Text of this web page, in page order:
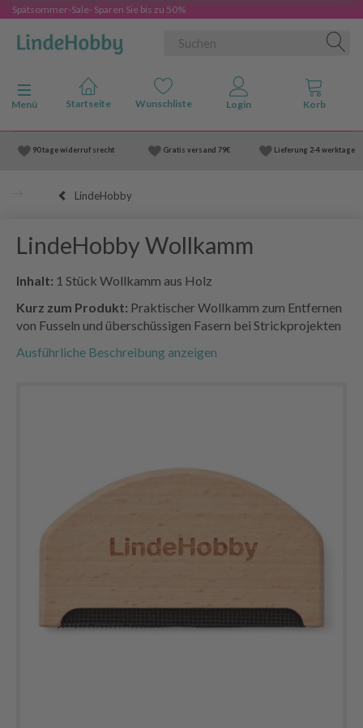
Spätsommer-Sale- Sparen Sie bis zu 50%
Anzeige ändern
Menü
90 tage widerruf srecht Gratis versand 79€ Lieferung 2-4 werktage
LindeHobby
LindeHobby Wollkamm
Inhalt: 1 Stück Wollkamm aus Holz
Kurz zum Produkt: Praktischer Wollkamm zum Entfernen
von Fusseln und überschüssigen Fasern bei Strickprojekten
Ausführliche Beschreibung anzeigen